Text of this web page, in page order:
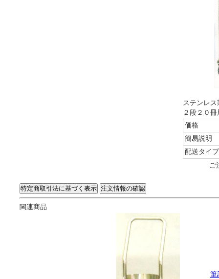
ステンレス
２段２０冊
価格
簡易説明
配送タイプ
ご
関連商品
筆